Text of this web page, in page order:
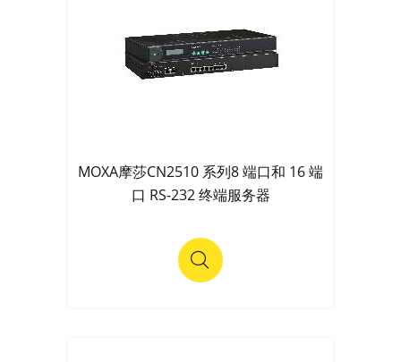
MOXA摩莎CN2510 系列8 端口和 16 端
口 RS-232 终端服务器